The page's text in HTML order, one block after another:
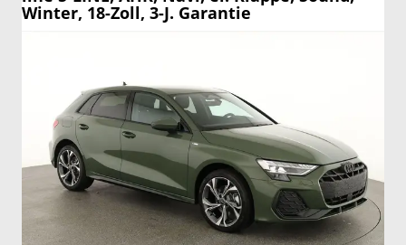
Winter, 18-Zoll, 3-J. Garantie